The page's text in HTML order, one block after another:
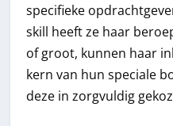
specifieke
skill heeft ze haar
of groot, kunnen haar
kern van hun speciale
deze in zorgvuldig